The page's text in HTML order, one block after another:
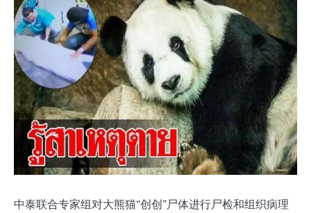
中泰联合专家组对大熊猫“创创”尸体进行尸检和组织病理